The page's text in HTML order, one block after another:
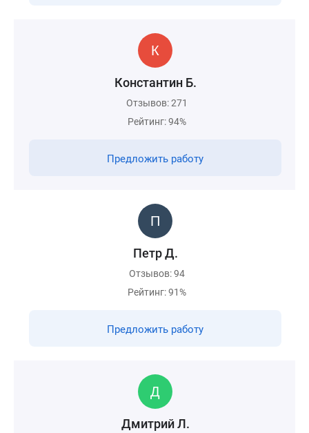
Константин Б.
Отзывов: 271
Рейтинг: 94%
Предложить работу
Петр Д.
Отзывов: 94
Рейтинг: 91%
Предложить работу
Дмитрий Л.